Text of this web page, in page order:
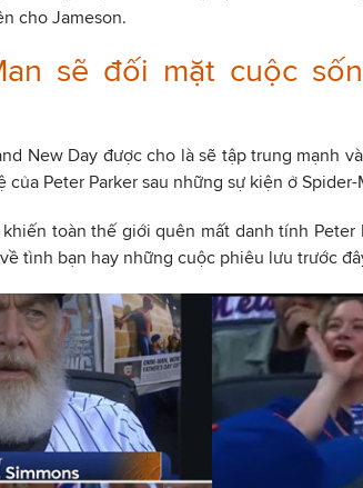
cho Jameson.
sẽ đối mặt cuộc
New Day được cho là sẽ tập trung mạnh
của Peter Parker sau những sự kiện ở Spider-
toàn thế giới quên mất danh tính Peter
tình bạn hay những cuộc phiêu lưu trước